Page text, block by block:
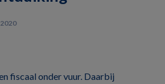
fiscaal onder vuur. Daarbij